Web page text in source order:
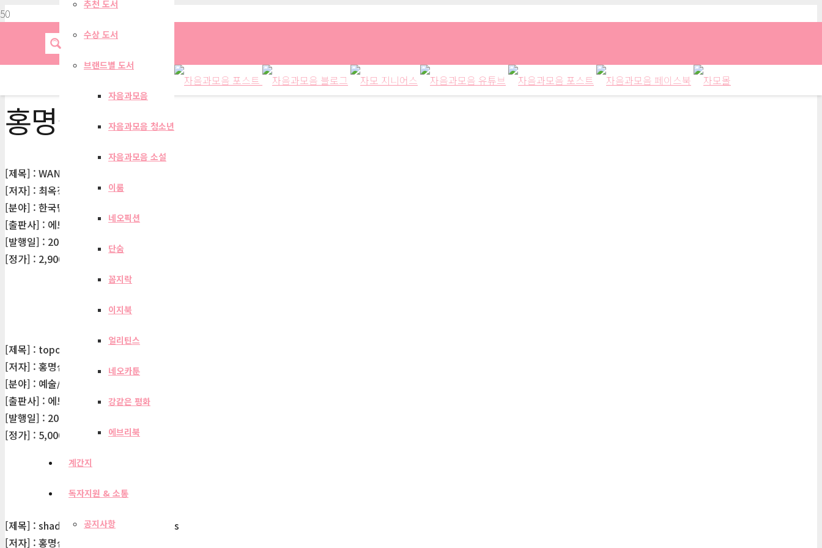
추천 도서
수상 도서
브랜드별 도서
자음과모음
자음과모음 청소년
자음과모음 소설
이룸
네오픽션
단숨
꼼지락
이지북
얼리틴스
네오카툰
강같은 평화
에브리북
계간지
독자지원 & 소통
공지사항
홍명섭
[제목] : WANTED
[저자] : 최옥정
[분야] : 한국단편소설
[출판사] : 에브리북
[발행일] : 2018-11-05
[정가] : 2,900원
[제목] : topological scape
[저자] : 홍명섭
[분야] : 예술/대중문화
[출판사] : 에브리북
[발행일] : 2020-04-08
[정가] : 5,000원
[제목] : shadowless_artless_mindless
[저자] : 홍명섭